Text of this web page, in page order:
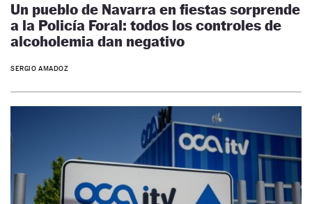
Un pueblo de Navarra en fiestas sorprende
a la Policía Foral: todos los controles de
alcoholemia dan negativo
SERGIO AMADOZ